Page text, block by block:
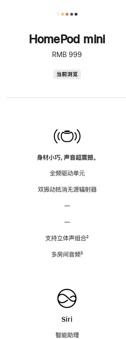
HomePod mini
RMB 999
当前浏览
身材小巧，声音超震撼。
全频驱动单元
双振动抵消无源辐射器
—
—
支持立体声组合脚
²
多房间音频脚
³
Siri
智能助理